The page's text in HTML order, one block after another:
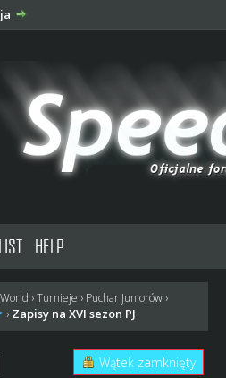
HELP
›Turnieje › Puchar Juniorów›
› Zapisy na XVI sezon PJ
Wątek zamknięty